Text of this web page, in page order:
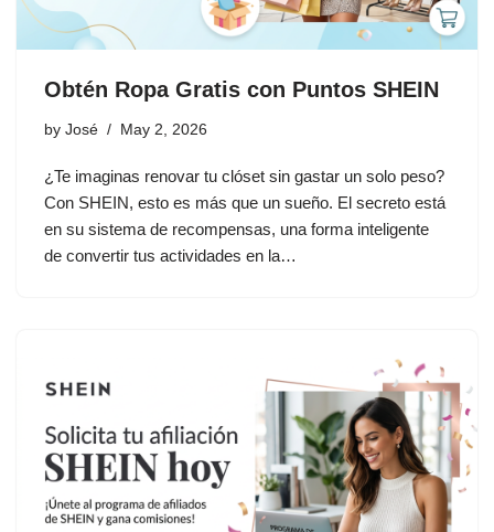
Obtén Ropa Gratis con Puntos SHEIN
by José May 2, 2026
¿Te imaginas renovar tu clóset sin gastar un solo peso?
Con SHEIN, esto es más que un sueño. El secreto está
en su sistema de recompensas, una forma inteligente
de convertir tus actividades en la…